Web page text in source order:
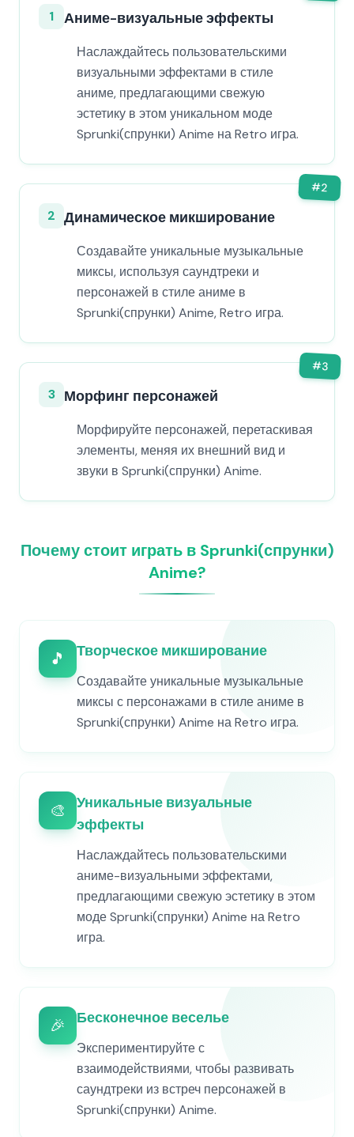
1 Аниме-визуальные эффекты
Наслаждайтесь пользовательскими
визуальными эффектами в стиле
аниме, предлагающими свежую
эстетику в этом уникальном моде
Sprunki(спрунки) Anime на Retro игра.
#2
2 Динамическое микширование
Создавайте уникальные музыкальные
миксы, используя саундтреки и
персонажей в стиле аниме в
Sprunki(спрунки) Anime, Retro игра.
#3
3 Морфинг персонажей
Морфируйте персонажей, перетаскивая
элементы, меняя их внешний вид и
звуки в Sprunki(спрунки) Anime.
Почему стоит играть в Sprunki(спрунки)
Anime?
🎵 Творческое микширование
Создавайте уникальные музыкальные
миксы с персонажами в стиле аниме в
Sprunki(спрунки) Anime на Retro игра.
🎨
Уникальные визуальные
эффекты
Наслаждайтесь пользовательскими
аниме-визуальными эффектами,
предлагающими свежую эстетику в этом
моде Sprunki(спрунки) Anime на Retro
игра.
🎉 Бесконечное веселье
Экспериментируйте с
взаимодействиями, чтобы развивать
саундтреки из встреч персонажей в
Sprunki(спрунки) Anime.